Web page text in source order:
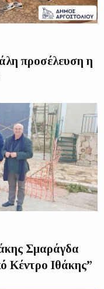
προσέλευση η
Σμαράγδα
Κέντρο Ιθάκης”